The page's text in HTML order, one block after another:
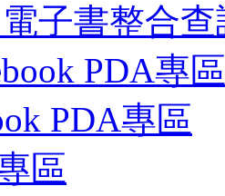
子書整合查
PDA專區
PDA專區
區